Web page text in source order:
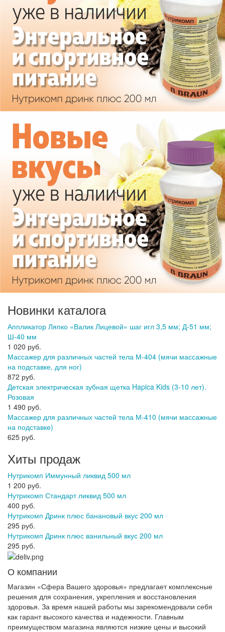
Новинки каталога
Аппликатор Ляпко «Валик Лицевой» шаг игл 3,5 мм; Д-51 мм;
Ш-40 мм
1 020 руб.
Массажер для различных частей тела М-404 (мячи массажные
на подставке, для ног)
872 руб.
Детская электрическая зубная щетка Hapica Kids (3-10 лет).
Розовая
1 490 руб.
Массажер для различных частей тела М-410 (мячи массажные
на подставке)
625 руб.
Хиты продаж
Нутрикомп Иммунный ликвид 500 мл
1 200 руб.
Нутрикомп Стандарт ликвид 500 мл
400 руб.
Нутрикомп Дринк плюс банановый вкус 200 мл
295 руб.
Нутрикомп Дринк плюс ванильный вкус 200 мл
295 руб.
О компании
Магазин «Сфера Вашего здоровья» предлагает комплексные
решения для сохранения, укрепления и восстановления
здоровья. За время нашей работы мы зарекомендовали себя
как гарант высокого качества и надежности. Главным
преимуществом магазина являются низкие цены и высокий